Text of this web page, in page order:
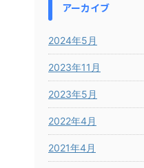
アーカイブ
2024年5月
2023年11月
2023年5月
2022年4月
2021年4月